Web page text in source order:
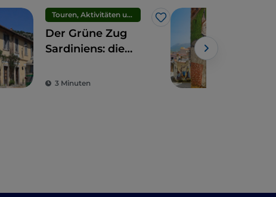
Touren, Aktivitäten und Erlebnisse
Like
Der Grüne Zug
Sardiniens: die
der Langsamkeit
3 Minuten